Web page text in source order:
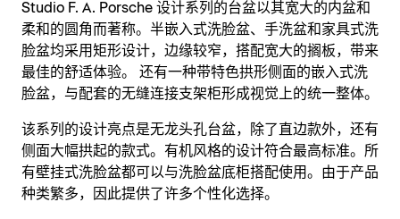
Studio F. A. Porsche 设计系列的台盆以其宽大的内盆和
柔和的圆角而著称。半嵌入式洗脸盆、手洗盆和家具式洗
脸盆均采用矩形设计，边缘较窄，搭配宽大的搁板，带来
最佳的舒适体验。 还有一种带特色拱形侧面的嵌入式洗
脸盆，与配套的无缝连接支架柜形成视觉上的统一整体。
该系列的设计亮点是无龙头孔台盆，除了直边款外，还有
侧面大幅拱起的款式。有机风格的设计符合最高标准。所
有壁挂式洗脸盆都可以与洗脸盆底柜搭配使用。由于产品
种类繁多，因此提供了许多个性化选择。